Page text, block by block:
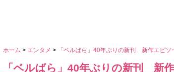
ホーム > エンタメ > 「ベルばら」40年ぶりの新刊 新作エピソ
「ベルばら」40年ぶりの新刊 新